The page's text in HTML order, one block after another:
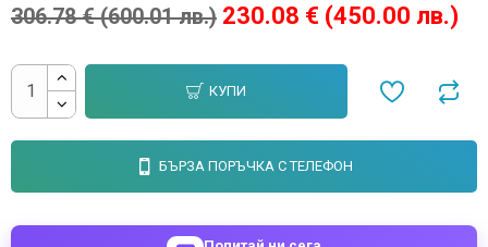
230.08 € (450.00 лв.)
306.78 € (600.01 лв.)
КУПИ
БЪРЗА ПОРЪЧКА С ТЕЛЕФОН